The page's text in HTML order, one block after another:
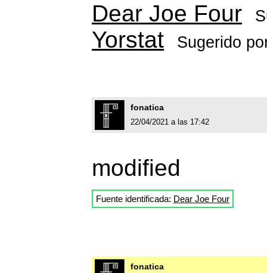
Dear Joe Four
Yorstat Sugerido
fonatica
22/04/2021 a las 17:42
modified
Fuente identificada: Dear Joe Four
fonatica